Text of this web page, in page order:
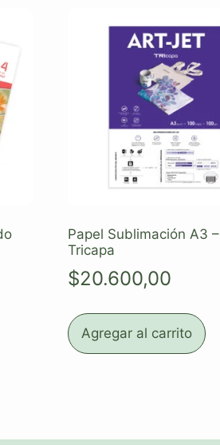
Papel Sublimación A3 –
Tricapa
$20.600,00
Agregar al carrito